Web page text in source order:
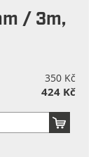
/ 3m,
350 Kč
424 Kč